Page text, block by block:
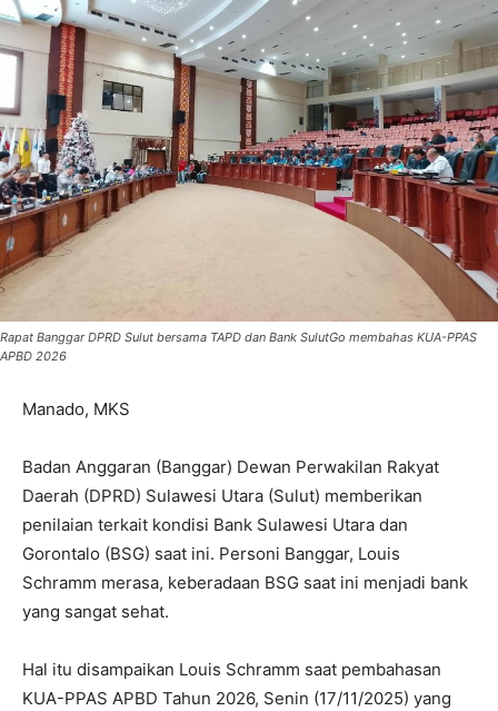
Rapat Banggar DPRD Sulut bersama TAPD dan Bank SulutGo membahas KUA-PPAS
APBD 2026
Manado, MKS
Badan Anggaran (Banggar) Dewan Perwakilan Rakyat
Daerah (DPRD) Sulawesi Utara (Sulut) memberikan
penilaian terkait kondisi Bank Sulawesi Utara dan
Gorontalo (BSG) saat ini. Personi Banggar, Louis
Schramm merasa, keberadaan BSG saat ini menjadi bank
yang sangat sehat.
Hal itu disampaikan Louis Schramm saat pembahasan
KUA-PPAS APBD Tahun 2026, Senin (17/11/2025) yang